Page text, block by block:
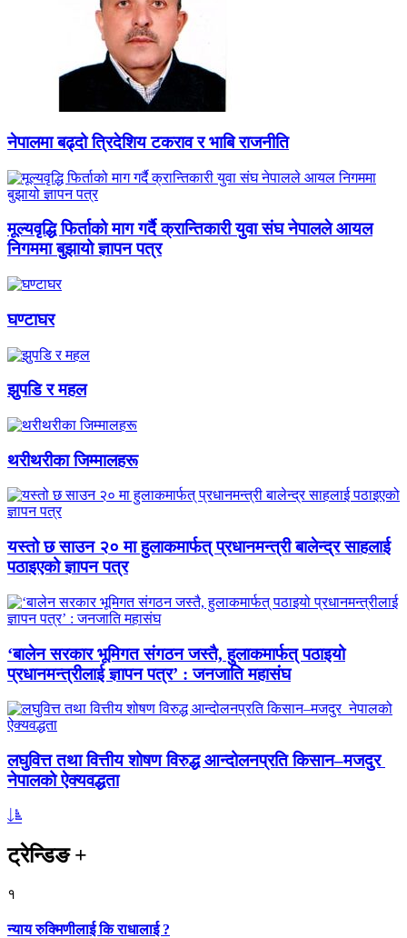
नेपालमा बढ्दो त्रिदेशिय टकराव र भाबि राजनीति
मूल्यवृद्धि फिर्ताको माग गर्दै क्रान्तिकारी युवा संघ नेपालले आयल
निगममा बुझायो ज्ञापन पत्र
घण्टाघर
झुपडि र महल
थरीथरीका जिम्मालहरू
यस्तो छ साउन २० मा हुलाकमार्फत् प्रधानमन्त्री बालेन्द्र साहलाई
पठाइएको ज्ञापन पत्र
‘बालेन सरकार भूमिगत संगठन जस्तै, हुलाकमार्फत् पठाइयो
प्रधानमन्त्रीलाई ज्ञापन पत्र’ : जनजाति महासंघ
लघुवित्त तथा वित्तीय शोषण विरुद्ध आन्दोलनप्रति किसान–मजदुर
नेपालको ऐक्यवद्धता
ट्रेन्डिङ+
१
न्याय रुक्मिणीलाई कि राधालाई ?